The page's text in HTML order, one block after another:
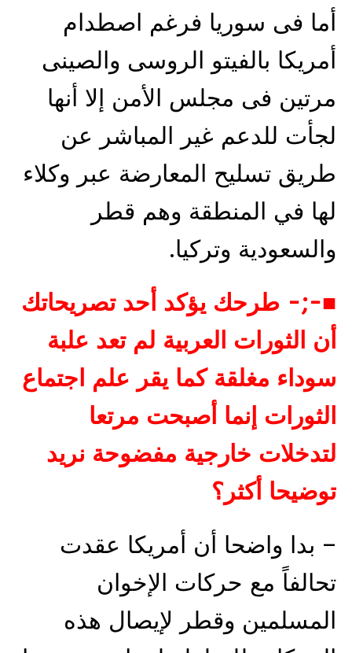
أما فى سوريا فرغم اصطدام
أمريكا بالفيتو الروسى والصينى
مرتين فى مجلس الأمن إلا أنها
لجأت للدعم غير المباشر عن
طريق تسليح المعارضة عبر وكلاء
لها في المنطقة وهم قطر
والسعودية وتركيا.
■-;- طرحك يؤكد أحد تصريحاتك
أن الثورات العربية لم تعد علبة
سوداء مغلقة كما يقر علم اجتماع
الثورات إنما أصبحت مرتعا
لتدخلات خارجية مفضوحة نريد
توضيحا أكثر؟
– بدا واضحا أن أمريكا عقدت
تحالفاً مع حركات الإخوان
المسلمين وقطر لإيصال هذه